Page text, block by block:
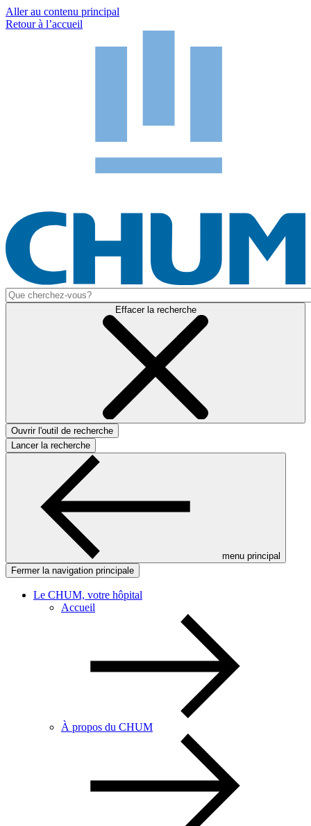
Aller au contenu principal
Retour à l’accueil
Effacer la recherche
Ouvrir l'outil de recherche
Lancer la recherche
menu principal
Fermer la navigation principale
Le CHUM, votre hôpital
Accueil
À propos du CHUM